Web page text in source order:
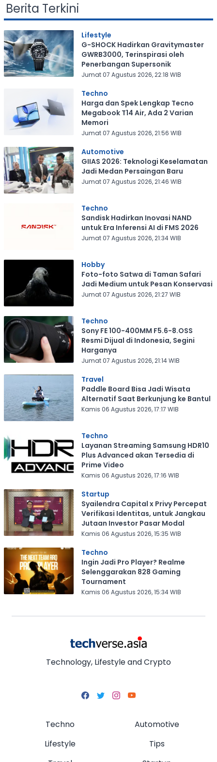
Berita Terkini
Lifestyle
G-SHOCK Hadirkan Gravitymaster
GWRB3000, Terinspirasi oleh
Penerbangan Supersonik
Jumat 07 Agustus 2026, 22:18 WIB
Techno
Harga dan Spek Lengkap Tecno
Megabook T14 Air, Ada 2 Varian
Memori
Jumat 07 Agustus 2026, 21:56 WIB
Automotive
GIIAS 2026: Teknologi Keselamatan
Jadi Medan Persaingan Baru
Jumat 07 Agustus 2026, 21:46 WIB
Techno
Sandisk Hadirkan Inovasi NAND
untuk Era Inferensi AI di FMS 2026
Jumat 07 Agustus 2026, 21:34 WIB
Hobby
Foto-foto Satwa di Taman Safari
Jadi Medium untuk Pesan Konservasi
Jumat 07 Agustus 2026, 21:27 WIB
Techno
Sony FE 100-400MM F5.6-8.OSS
Resmi Dijual di Indonesia, Segini
Harganya
Jumat 07 Agustus 2026, 21:14 WIB
Travel
Paddle Board Bisa Jadi Wisata
Alternatif Saat Berkunjung ke Bantul
Kamis 06 Agustus 2026, 17:17 WIB
Techno
Layanan Streaming Samsung HDR10
Plus Advanced akan Tersedia di
Prime Video
Kamis 06 Agustus 2026, 17:16 WIB
Startup
Syailendra Capital x Privy Percepat
Verifikasi Identitas, untuk Jangkau
Jutaan Investor Pasar Modal
Kamis 06 Agustus 2026, 15:35 WIB
Techno
Ingin Jadi Pro Player? Realme
Selenggarakan 828 Gaming
Tournament
Kamis 06 Agustus 2026, 15:34 WIB
Technology, Lifestyle and Crypto
Techno
Lifestyle
Automotive
Tips